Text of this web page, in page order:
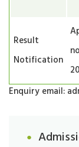
Result
Notification
Enquiry email: